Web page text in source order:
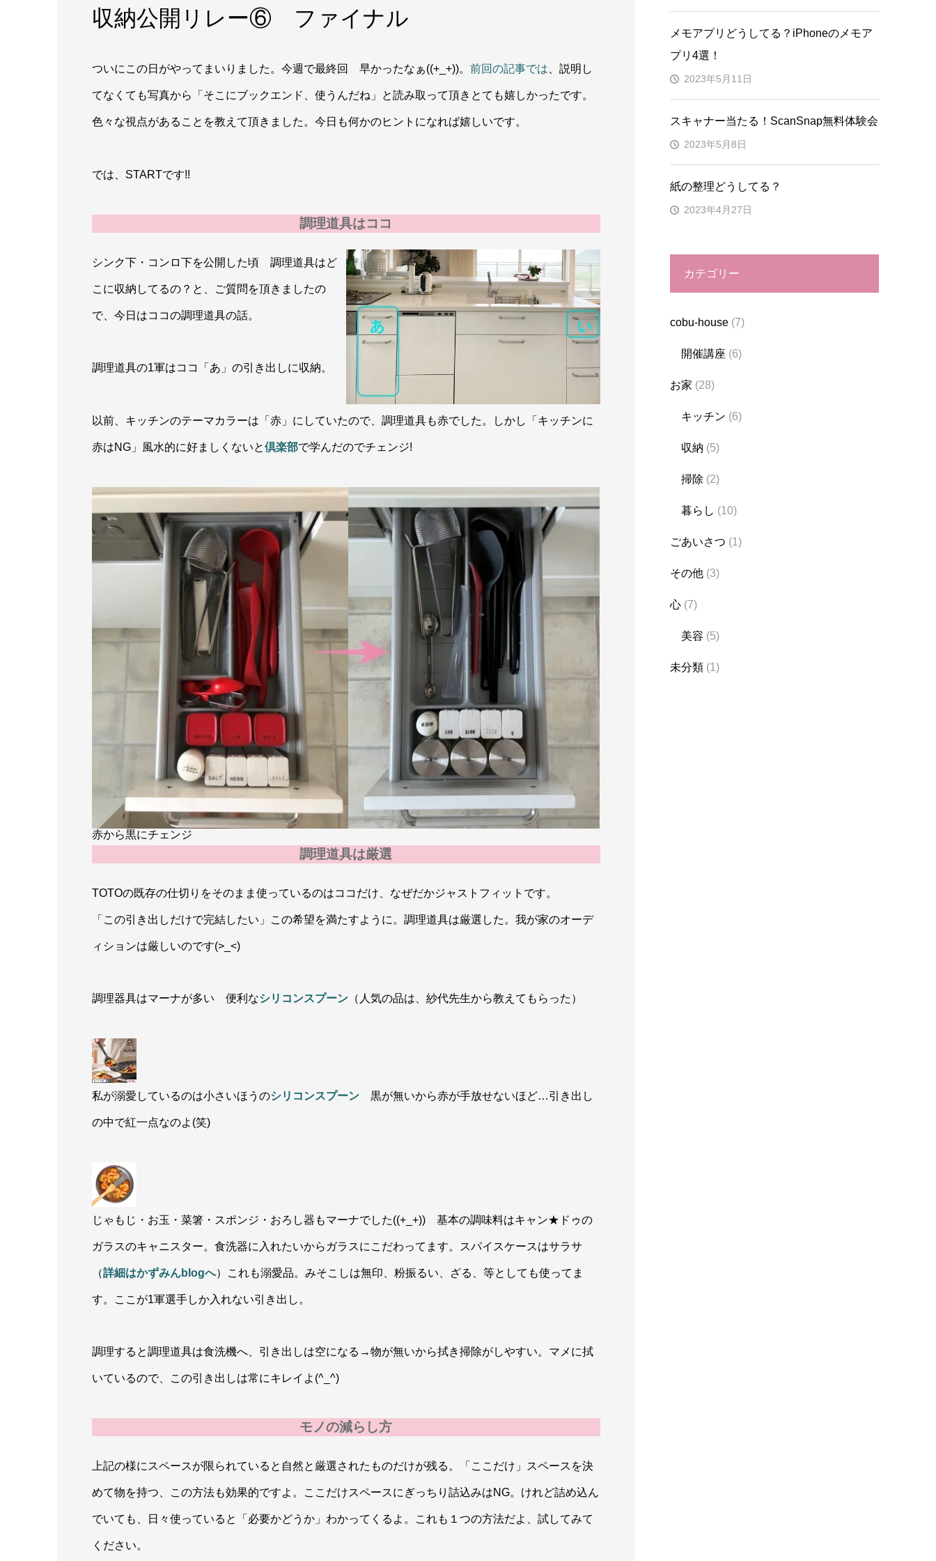
収納公開リレー⑥ ファイナル
ついにこの日がやってまいりました。今週で最終回 早かったなぁ((+_+))。 前回の記事では、説明し
てなくても写真から「そこにブックエンド、使うんだね」と読み取って頂きとても嬉しかったです。
色々な視点があることを教えて頂きました。今日も何かのヒントになれば嬉しいです。
では、STARTです!!
調理道具はココ
シンク下・コンロ下を公開した頃 調理道具はど
こに収納してるの？と、ご質問を頂きましたの
で、今日はココの調理道具の話。
調理道具の1軍はココ「あ」の引き出しに収納。
以前、キッチンのテーマカラーは「赤」にしていたので、調理道具も赤でした。しかし「キッチンに
赤はNG」風水的に好ましくないと倶楽部で学んだのでチェンジ!
赤から黒にチェンジ
調理道具は厳選
TOTOの既存の仕切りをそのまま使っているのはココだけ、なぜだかジャストフィットです。
「この引き出しだけで完結したい」この希望を満たすように。調理道具は厳選した。我が家のオーデ
ィションは厳しいのです(>_<)
調理器具はマーナが多い 便利なシリコンスプーン （人気の品は、紗代先生から教えてもらった）
私が溺愛しているのは小さいほうのシリコンスプーン 黒が無いから赤が手放せないほど…引き出し
の中で紅一点なのよ(笑)
じゃもじ・お玉・菜箸・スポンジ・おろし器もマーナでした((+_+)) 基本の調味料はキャン★ドゥの
ガラスのキャニスター。食洗器に入れたいからガラスにこだわってます。スパイスケースはサラサ
（詳細はかずみんblogへ）これも溺愛品。みそこしは無印、粉振るい、ざる、等としても使ってま
す。ここが1軍選手しか入れない引き出し。
調理すると調理道具は食洗機へ、引き出しは空になる→物が無いから拭き掃除がしやすい。マメに拭
いているので、この引き出しは常にキレイよ(^_^)
モノの減らし方
上記の様にスペースが限られていると自然と厳選されたものだけが残る。「ここだけ」スペースを決
めて物を持つ、この方法も効果的ですよ。ここだけスペースにぎっちり詰込みはNG。けれど詰め込ん
でいても、日々使っていると「必要かどうか」わかってくるよ。これも１つの方法だよ、試してみて
ください。
メモアプリどうしてる？iPhoneのメモア
プリ4選！
2023年5月11日
スキャナー当たる！ScanSnap無料体験会
2023年5月8日
紙の整理どうしてる？
2023年4月27日
カテゴリー
cobu-house (7)
開催講座 (6)
お家 (28)
キッチン (6)
収納 (5)
掃除 (2)
暮らし (10)
ごあいさつ (1)
その他 (3)
心 (7)
美容 (5)
未分類 (1)